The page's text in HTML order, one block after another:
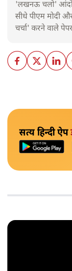
'लखनऊ चलो'
सीधे पीएम मोदी
चर्चा' करने वाले
सत्य हिन्दी ऐप